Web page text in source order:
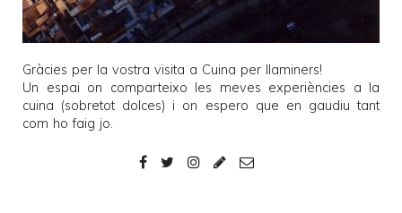
Gràcies per la vostra visita a Cuina per llaminers!
Un espai on comparteixo les meves experiències a la
cuina (sobretot dolces) i on espero que en gaudiu tant
com ho faig jo.